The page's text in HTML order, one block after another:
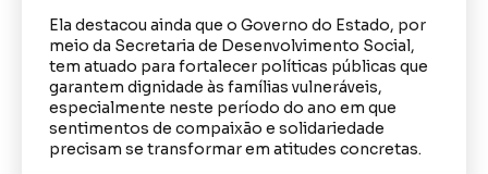
Ela destacou ainda que o Governo do Estado, por
meio da Secretaria de Desenvolvimento Social,
tem atuado para fortalecer políticas públicas que
garantem dignidade às famílias vulneráveis,
especialmente neste período do ano em que
sentimentos de compaixão e solidariedade
precisam se transformar em atitudes concretas.